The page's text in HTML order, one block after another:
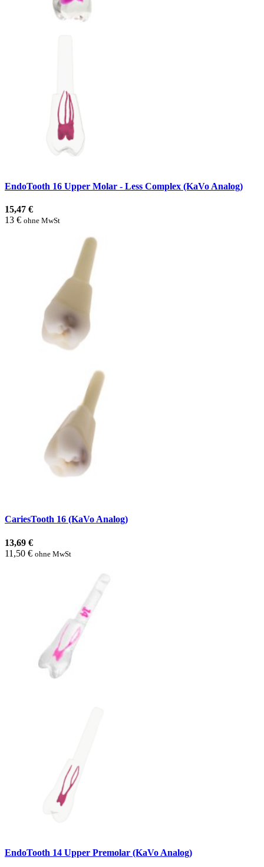
EndoTooth 16 Upper Molar - Less Complex (KaVo Analog)
15,47 €
13 € ohne MwSt
CariesTooth 16 (KaVo Analog)
13,69 €
11,50 € ohne MwSt
EndoTooth 14 Upper Premolar (KaVo Analog)